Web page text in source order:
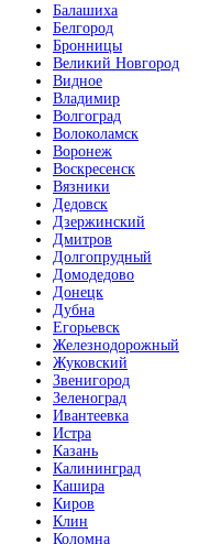
Балашиха
Белгород
Бронницы
Великий Новгород
Видное
Владимир
Волгоград
Волоколамск
Воронеж
Воскресенск
Вязники
Дедовск
Дзержинский
Дмитров
Долгопрудный
Домодедово
Донецк
Дубна
Егорьевск
Железнодорожный
Жуковский
Звенигород
Зеленоград
Ивантеевка
Истра
Казань
Калининград
Кашира
Киров
Клин
Коломна